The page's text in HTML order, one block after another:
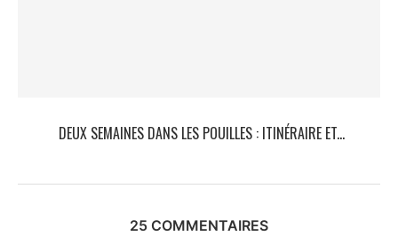
DEUX SEMAINES DANS LES POUILLES : ITINÉRAIRE ET...
25 COMMENTAIRES